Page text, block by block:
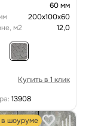
60 мм
200х100х60
м2
12,0
Купить в 1 клик
13908
шоуруме